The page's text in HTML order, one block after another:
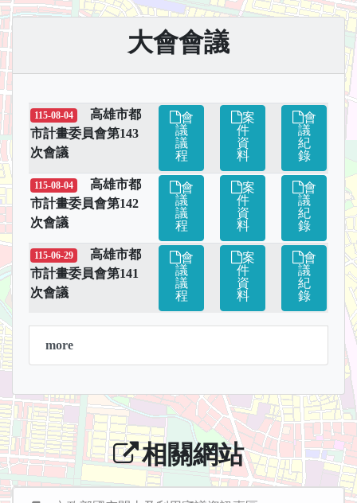
大會會議
115-08-04
高雄市都
市計畫委員會第143
次會議
會
議
議
程
案
件
資
料
會
議
紀
錄
115-08-04
高雄市都
市計畫委員會第142
次會議
會
議
議
程
案
件
資
料
會
議
紀
錄
115-06-29
高雄市都
市計畫委員會第141
次會議
會
議
議
程
案
件
資
料
會
議
紀
錄
more
相關網站